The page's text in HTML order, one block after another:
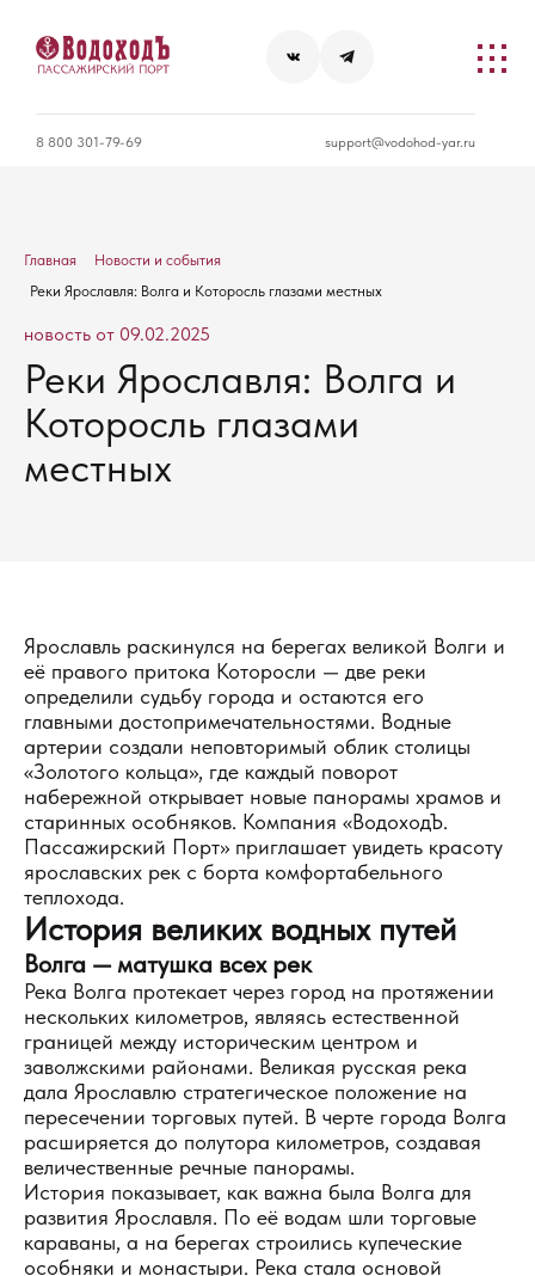
8 800 301-79-69 support@vodohod-yar.ru
Главная
Новости и события
Реки Ярославля: Волга и Которосль глазами местных
новость от 09.02.2025
Реки Ярославля: Волга и
Которосль глазами
местных
Ярославль раскинулся на берегах великой Волги и
её правого притока Которосли — две реки
определили судьбу города и остаются его
главными достопримечательностями. Водные
артерии создали неповторимый облик столицы
«Золотого кольца», где каждый поворот
набережной открывает новые панорамы храмов и
старинных особняков. Компания «ВодоходЪ.
Пассажирский Порт» приглашает увидеть красоту
ярославских рек с борта комфортабельного
теплохода.
История великих водных путей
Волга — матушка всех рек
Река Волга протекает через город на протяжении
нескольких километров, являясь естественной
границей между историческим центром и
заволжскими районами. Великая русская река
дала Ярославлю стратегическое положение на
пересечении торговых путей. В черте города Волга
расширяется до полутора километров, создавая
величественные речные панорамы.
История показывает, как важна была Волга для
развития Ярославля. По её водам шли торговые
караваны, а на берегах строились купеческие
особняки и монастыри. Река стала основой